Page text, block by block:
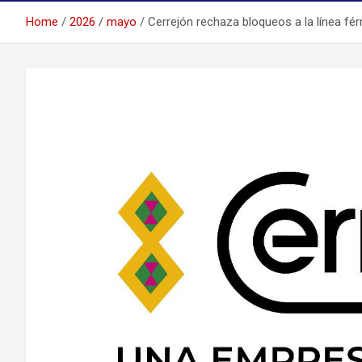
Home 2026 mayo Cerrejón rechaza bloqueos a la línea